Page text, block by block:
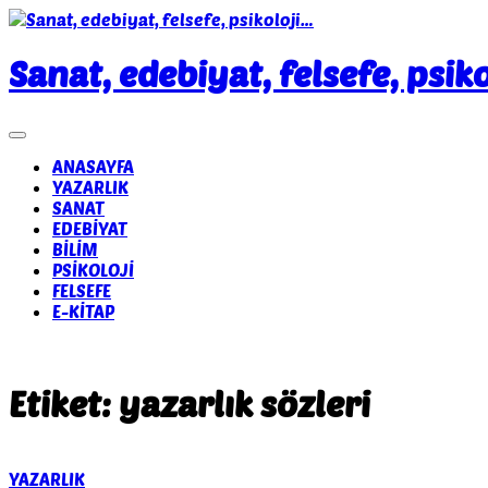
Skip
content
Sanat, edebiyat, felsefe,
ANASAYFA
YAZARLIK
SANAT
EDEBİYAT
BİLİM
PSİKOLOJİ
FELSEFE
E-KİTAP
Etiket: yazarlık sözleri
YAZARLIK